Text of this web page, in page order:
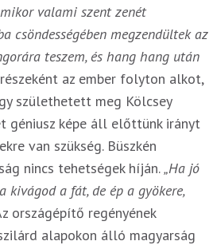
valami szent zenét
csöndességében megzendültek az
teszem, és hang hang után
az ember folyton alkot,
születhetett meg Kölcsey
géniusz képe áll előttünk irányt
van szükség. Büszkén
nincs tehetségek híján.„Ha jó
kivágod a fát, de ép a gyökere,
országépítő regényének
alapokon álló magyarság